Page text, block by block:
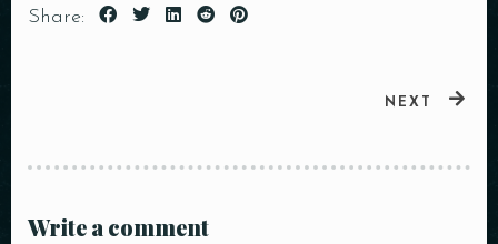
Share:
NEXT
Write a comment